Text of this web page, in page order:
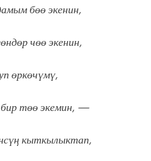
бөө экенин,
чөө экенин,
өркөчүмү,
төө экемин, —
кыткылыктап,